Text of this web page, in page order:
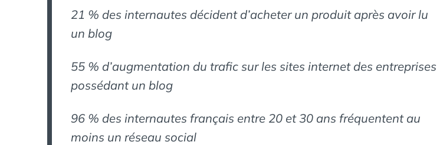
21 % des internautes décident d’acheter un produit après avoir lu
un blog
55 % d’augmentation du trafic sur les sites internet des entreprises
possédant un blog
96 % des internautes français entre 20 et 30 ans fréquentent au
moins un réseau social